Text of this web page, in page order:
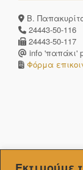
Β.
24443-50-116
24443-50-117
info 'παπάκι'
Φόρμα